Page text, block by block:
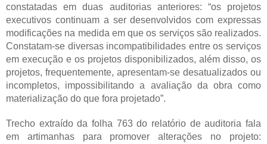
constatadas em duas auditorias anteriores: “os projetos
executivos continuam a ser desenvolvidos com expressas
modificações na medida em que os serviços são realizados.
Constatam-se diversas incompatibilidades entre os serviços
em execução e os projetos disponibilizados, além disso, os
projetos, frequentemente, apresentam-se desatualizados ou
incompletos, impossibilitando a avaliação da obra como
materialização do que fora projetado”.
Trecho extraído da folha 763 do relatório de auditoria fala
em artimanhas para promover alterações no projeto: